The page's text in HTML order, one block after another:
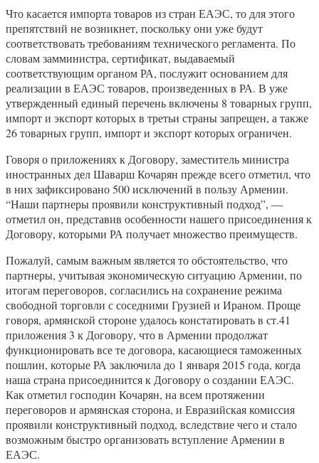
Что касается импорта товаров из стран ЕАЭС, то для этого
препятствий не возникнет, поскольку они уже будут
соответствовать требованиям технического регламента. По
словам замминистра, сертификат, выдаваемый
соответствующим органом РА, послужит основанием для
реализации в ЕАЭС товаров, произведенных в РА. В уже
утвержденный единый перечень включены 8 товарных групп,
импорт и экспорт которых в третьи страны запрещен, а также
26 товарных групп, импорт и экспорт которых ограничен.
Говоря о приложениях к Договору, заместитель министра
иностранных дел Шаварш Кочарян прежде всего отметил, что
в них зафиксировано 500 исключений в пользу Армении.
“Наши партнеры проявили конструктивный подход”, —
отметил он, представив особенности нашего присоединения к
Договору, которыми РА получает множество преимуществ.
Пожалуй, самым важным является то обстоятельство, что
партнеры, учитывая экономическую ситуацию Армении, по
итогам переговоров, согласились на сохранение режима
свободной торговли с соседними Грузией и Ираном. Проще
говоря, армянской стороне удалось констатировать в ст.41
приложения 3 к Договору, что в Армении продолжат
функционировать все те договора, касающиеся таможенных
пошлин, которые РА заключила до 1 января 2015 года, когда
наша страна присоединится к Договору о создании ЕАЭС.
Как отметил господин Кочарян, на всем протяжении
переговоров и армянская сторона, и Евразийская комиссия
проявили конструктивный подход, вследствие чего и стало
возможным быстро организовать вступление Армении в
ЕАЭС.